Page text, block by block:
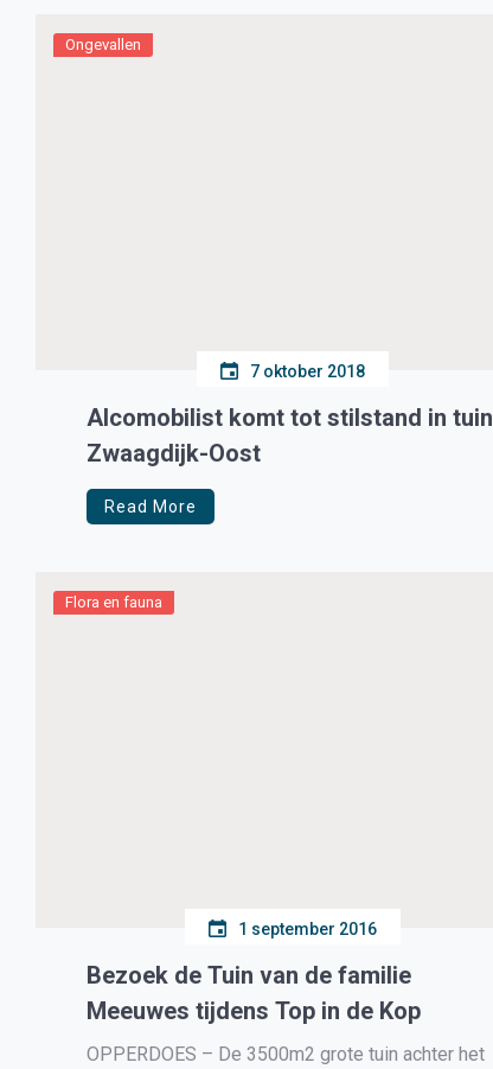
Ongevallen
7 oktober 2018
Alcomobilist komt tot stilstand in tuin
Zwaagdijk-Oost
Read More
Flora en fauna
1 september 2016
Bezoek de Tuin van de familie
Meeuwes tijdens Top in de Kop
OPPERDOES – De 3500m2 grote tuin achter het